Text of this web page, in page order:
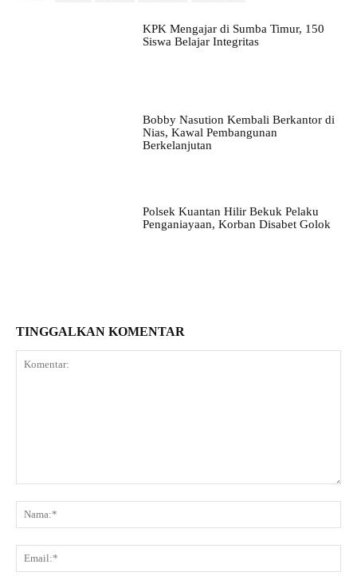
KPK Mengajar di Sumba Timur, 150
Siswa Belajar Integritas
Bobby Nasution Kembali Berkantor di
Nias, Kawal Pembangunan
Berkelanjutan
Polsek Kuantan Hilir Bekuk Pelaku
Penganiayaan, Korban Disabet Golok
TINGGALKAN KOMENTAR